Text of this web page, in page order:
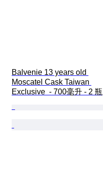
Balvenie 13 years old
Moscatel Cask Taiwan
Exclusive  - 700毫升 - 2 瓶